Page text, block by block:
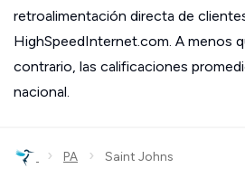
retroalimentación directa de
HighSpeedInternet.com. A menos
contrario, las calificaciones
nacional.
› PA › Saint Johns